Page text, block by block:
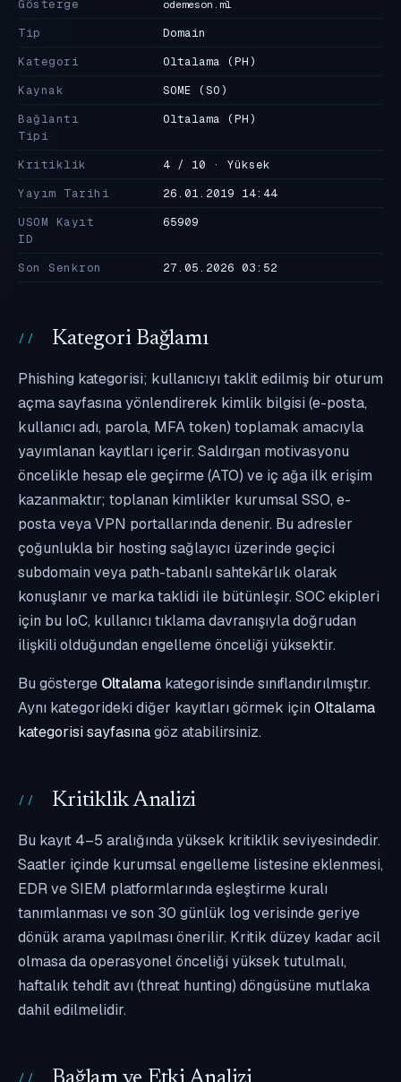
Gösterge odemeson.ml
Tip
Domain
Kategori
Oltalama (PH)
Kaynak
SOME (SO)
Bağlantı
Tipi
Oltalama (PH)
Kritiklik
4 / 10 · Yüksek
Yayım Tarihi
26.01.2019 14:44
USOM Kayıt
ID
65909
Son Senkron 27.05.2026 03:52
Kategori Bağlamı
Phishing kategorisi; kullanıcıyı taklit edilmiş bir oturum
açma sayfasına yönlendirerek kimlik bilgisi (e-posta,
kullanıcı adı, parola, MFA token) toplamak amacıyla
yayımlanan kayıtları içerir. Saldırgan motivasyonu
öncelikle hesap ele geçirme (ATO) ve iç ağa ilk erişim
kazanmaktır; toplanan kimlikler kurumsal SSO, e-
posta veya VPN portallarında denenir. Bu adresler
çoğunlukla bir hosting sağlayıcı üzerinde geçici
subdomain veya path-tabanlı sahtekârlık olarak
konuşlanır ve marka taklidi ile bütünleşir. SOC ekipleri
için bu IoC, kullanıcı tıklama davranışıyla doğrudan
ilişkili olduğundan engelleme önceliği yüksektir.
Bu gösterge Oltalama kategorisinde sınıflandırılmıştır.
Aynı kategorideki diğer kayıtları görmek için Oltalama
kategorisi sayfasınagöz atabilirsiniz.
Kritiklik Analizi
Bu kayıt 4–5 aralığında yüksek kritiklik seviyesindedir.
Saatler içinde kurumsal engelleme listesine eklenmesi,
EDR ve SIEM platformlarında eşleştirme kuralı
tanımlanması ve son 30 günlük log verisinde geriye
dönük arama yapılması önerilir. Kritik düzey kadar acil
olmasa da operasyonel önceliği yüksek tutulmalı,
haftalık tehdit avı (threat hunting) döngüsüne mutlaka
dahil edilmelidir.